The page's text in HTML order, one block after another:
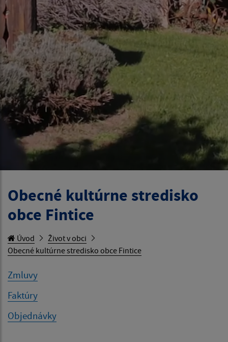
Obecné kultúrne stredisko
obce Fintice
Úvod
Život v obci
Obecné kultúrne stredisko obce Fintice
Zmluvy
Faktúry
Objednávky